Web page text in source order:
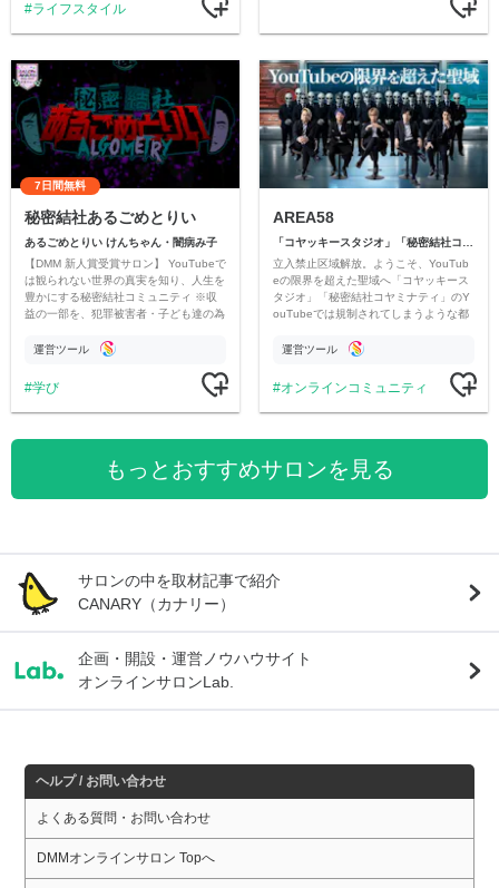
ライフスタイル
7日間無料
秘密結社あるごめとりい
あるごめとりい けんちゃん・闇病み子
【DMM 新人賞受賞サロン】 YouTubeで
は観られない世界の真実を知り、人生を
豊かにする秘密結社コミュニティ ※収
益の一部を、犯罪被害者・子ども達の為
す運営ツール
学び
AREA58
立入禁止区域解放。ようこそ、YouTub
eの限界を超えた聖域へ「コヤッキース
タジオ」「秘密結社コヤミナティ」のY
ouTubeでは規制されてしまうような都
公開。
運営ツール
オンラインコミュニティ
もっとおすすめサロンを見る
サロンの中を取材記事で紹介
CANARY（カナリー）
企画・開設・運営ノウハウサイト
オンラインサロンLab.
ヘルプ / お問い合わせ
よくある質問・お問い合わせ
DMMオンラインサロン Topへ